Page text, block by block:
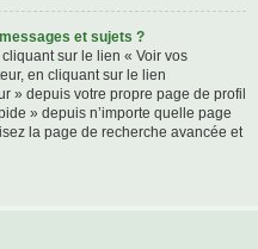
et sujets ?
sur le lien « Voir vos
en cliquant sur le lien
» depuis votre propre page de profil
» depuis n’importe quelle page
la page de recherche avancée et